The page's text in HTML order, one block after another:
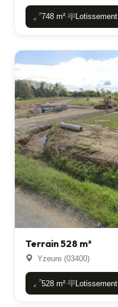
748 m²- Lotissement
Terrain 528 m²
Yzeure (03400)
528 m²- Lotissement